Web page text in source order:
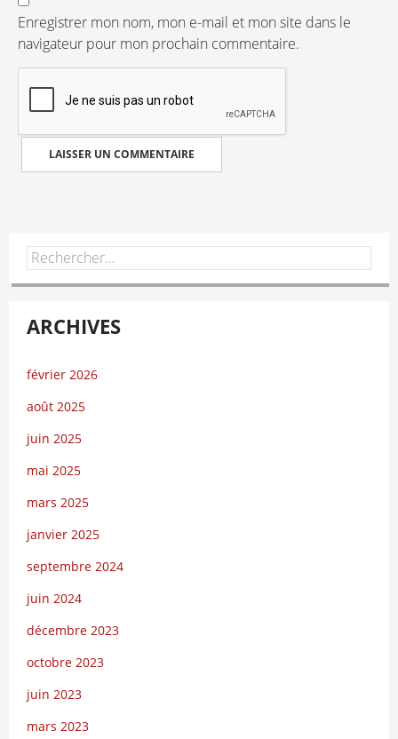
Enregistrer mon nom, mon e-mail et mon site dans le
navigateur pour mon prochain commentaire.
Rechercher :
ARCHIVES
février 2026
août 2025
juin 2025
mai 2025
mars 2025
janvier 2025
septembre 2024
juin 2024
décembre 2023
octobre 2023
juin 2023
mars 2023